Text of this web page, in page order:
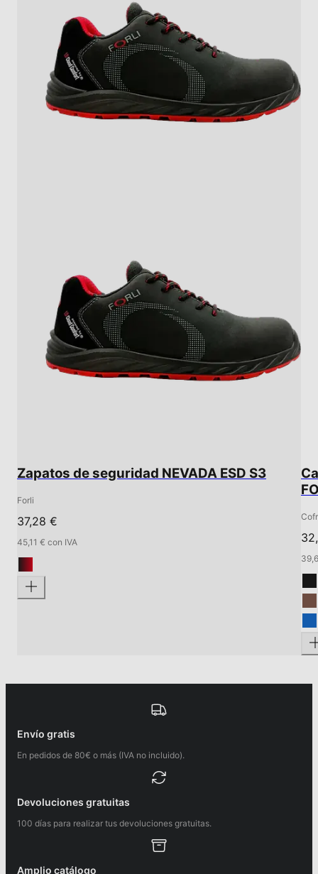
Zapatos de seguridad NEVADA ESD S3
Forli
37,28 €
45,11 € con IVA
Envío gratis
En pedidos de 80€ o más (IVA no incluido).
Devoluciones gratuitas
100 días para realizar tus devoluciones gratuitas.
Amplio catálogo